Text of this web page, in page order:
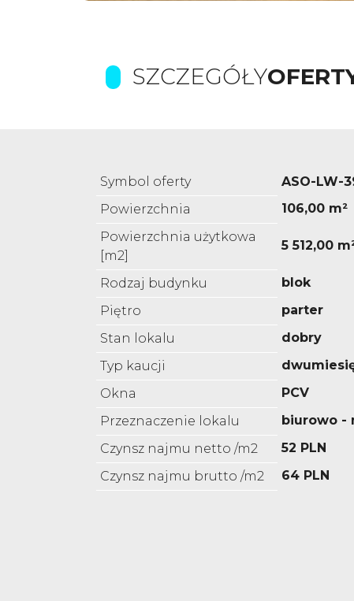
SZCZEGÓŁY
Symbol oferty
ASO-LW-
Powierzchnia
106,00 m²
Powierzchnia użytkowa
[m2]
5 512,00
Rodzaj budynku
blok
Piętro
parter
Stan lokalu
dobry
Typ kaucji
Okna
PCV
Przeznaczenie lokalu
biurowo -
Czynsz najmu netto /m2
52 PLN
Czynsz najmu brutto /m2
64 PLN